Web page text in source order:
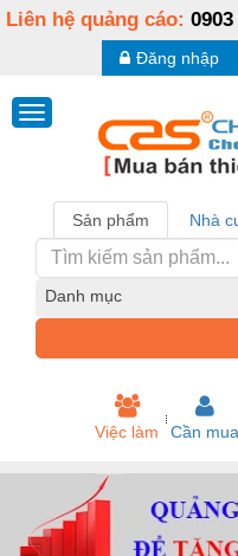
Liên hệ quảng cáo:
Đăng nhập
Sản phẩm Nhà
Danh mục
Việc làm Cần mua